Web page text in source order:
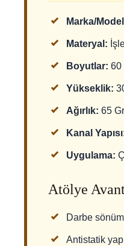
Marka/
Materyal:
Boyutlar: 60
Yükseklik:
Ağırlık: 65
Kanal
Uygulama:
Atölye
Darbe
Antistatik